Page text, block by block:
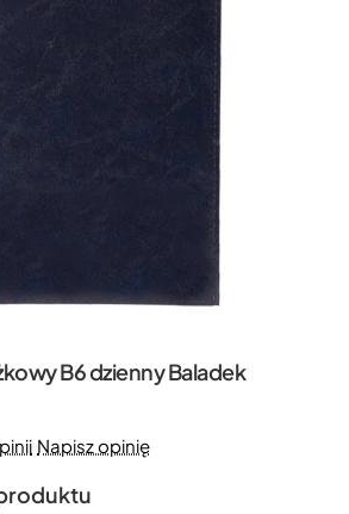
B6 dzienny Baladek
Napisz opinię